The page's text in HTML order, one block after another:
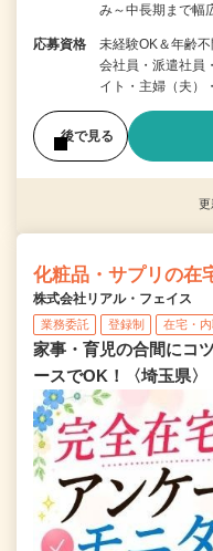
み～中長期まで幅
応募資格
未経験OK＆年齢
会社員・派遣社員
イト・主婦（夫）
後で見る
化粧品・サプリの在
株式会社リアル・フェイス
業務委託 登録制 在宅・
家事・育児の合間にコ
ースでOK！〈埼玉県〉